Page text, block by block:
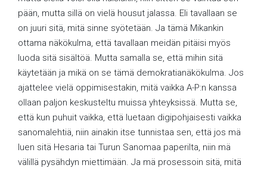
pään, mutta sillä on vielä housut jalassa. Eli tavallaan se
on juuri sitä, mitä sinne syötetään. Ja tämä Mikankin
ottama näkökulma, että tavallaan meidän pitäisi myös
luoda sitä sisältöä. Mutta samalla se, että mihin sitä
käytetään ja mikä on se tämä demokratianäkökulma. Jos
ajattelee vielä oppimisestakin, mitä vaikka A-P:n kanssa
ollaan paljon keskusteltu muissa yhteyksissä. Mutta se,
että kun puhuit vaikka, että luetaan digipohjaisesti vaikka
sanomalehtiä, niin ainakin itse tunnistaa sen, että jos mä
luen sitä Hesaria tai Turun Sanomaa paperilta, niin mä
välillä pysähdyn miettimään. Ja mä prosessoin sitä, mitä